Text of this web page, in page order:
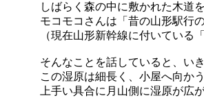
しばらく森の中に敷かれた木道
モコモコさんは「昔の山形駅行
（現在山形新幹線に付いている
そんなことを話していると、い
この湿原は細長く、小屋へ向か
上手い具合に月山側に湿原が広